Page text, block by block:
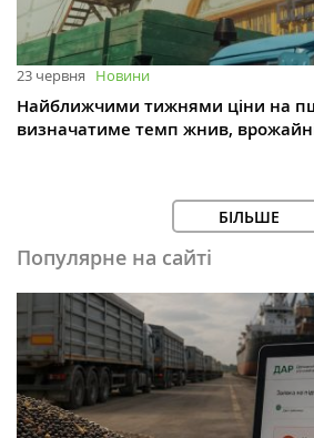
23 червня Новини
Найближчими тижнями ціни на
визначатиме темп жнив,
БІЛЬШЕ
Популярне на сайті